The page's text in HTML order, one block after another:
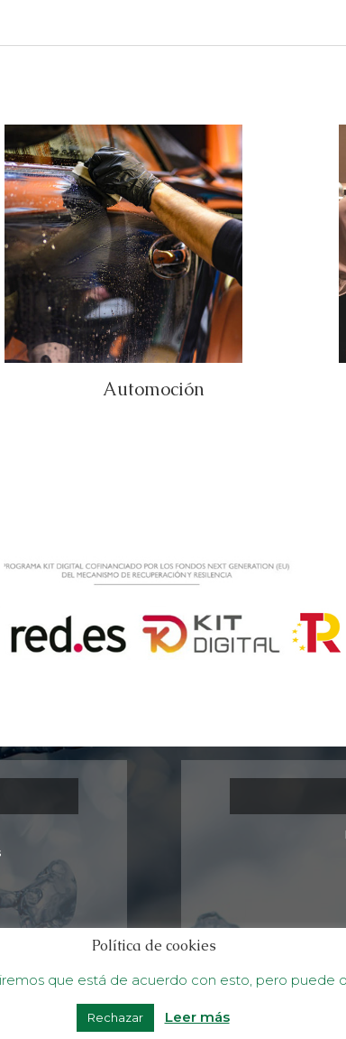
Automoción
B
Política de cookies
que está de acuerdo con esto, pero puede
Rechazar Leer más